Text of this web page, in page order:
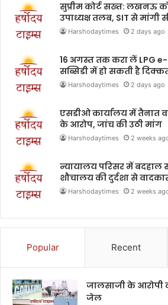
सुप्रीम कोर्ट सख्त: लखनऊ
उपाध्यक्ष तलब, SIT से मांगी
Harshodaytimes 2 days ago
16 अगस्त तक करा लें LPG
सब्सिडी में हो सकती है
Harshodaytimes 2 days ago
एसडीओ कार्यालय में तैनात
के आरोप, जांच की उठी मांग
Harshodaytimes 2 weeks
न्यायालय परिसर में बदहाल
शौचालय की दुर्दशा से
Harshodaytimes 2 weeks
Popular Recent
जालसाजी के
जेल